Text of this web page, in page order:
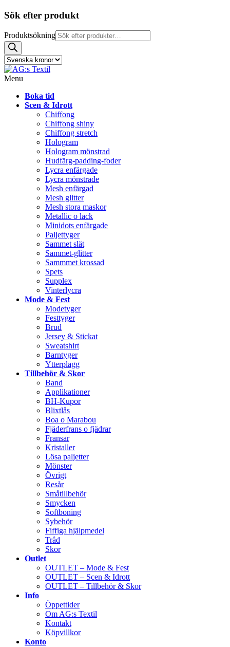
Sök efter produkt
Produktsökning
Menu
Boka tid
Scen & Idrott
Chiffong
Chiffong shiny
Chiffong stretch
Hologram
Hologram mönstrad
Hudfärg-padding-foder
Lycra enfärgade
Lycra mönstrade
Mesh enfärgad
Mesh glitter
Mesh stora maskor
Metallic o lack
Minidots enfärgade
Paljettyger
Sammet slät
Sammet-glitter
Sammmet krossad
Spets
Supplex
Vinterlycra
Mode & Fest
Modetyger
Festtyger
Brud
Jersey & Stickat
Sweatshirt
Barntyger
Ytterplagg
Tillbehör & Skor
Band
Applikationer
BH-Kupor
Blixtlås
Boa o Marabou
Fjäderfrans o fjädrar
Fransar
Kristaller
Lösa paljetter
Mönster
Övrigt
Resår
Småtillbehör
Smycken
Softboning
Sybehör
Fiffiga hjälpmedel
Tråd
Skor
Outlet
OUTLET – Mode & Fest
OUTLET – Scen & Idrott
OUTLET – Tillbehör & Skor
Info
Öppettider
Om AG:s Textil
Kontakt
Köpvillkor
Konto